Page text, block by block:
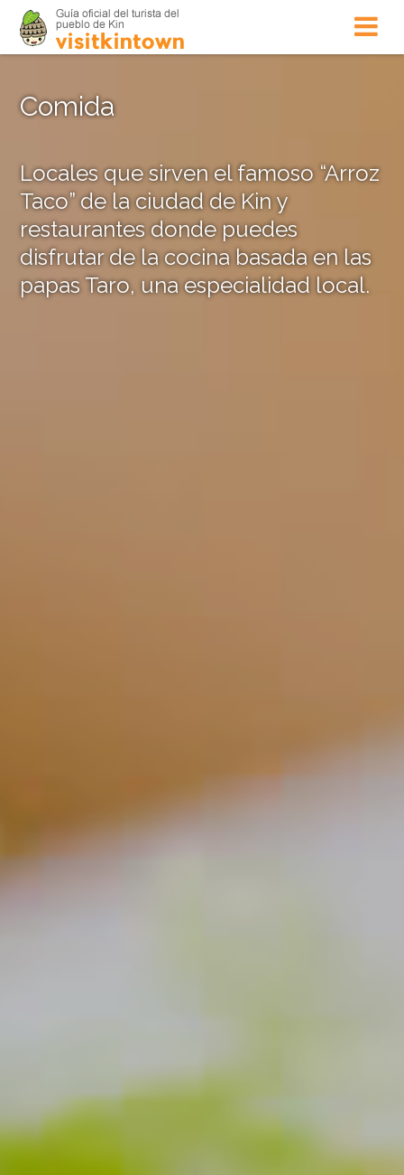
Comida
Locales que sirven el famoso “Arroz
Taco” de la ciudad de Kin y
restaurantes donde puedes
disfrutar de la cocina basada en las
papas Taro, una especialidad local.